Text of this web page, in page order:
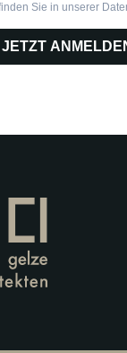
Sie in unserer
JETZT